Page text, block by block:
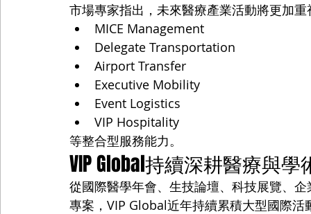
市場專家指出，未來醫療產業活動將更加重
MICE Management
Delegate Transportation
Airport Transfer
Executive Mobility
Event Logistics
VIP Hospitality
等整合型服務能力。
VIP Global持續深耕醫療與
從國際醫學年會、生技論壇、科技展覽、
專案，VIP Global近年持續累積大型國際活